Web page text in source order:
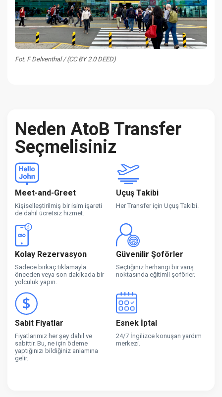
Fot. F Delventhal / (CC BY 2.0 DEED)
Neden AtoB Transfer
Seçmelisiniz
Meet-and-Greet
Kişiselleştirilmiş bir isim işareti
de dahil ücretsiz hizmet.
Uçuş Takibi
Her Transfer için Uçuş Takibi.
Kolay Rezervasyon
Sadece birkaç tıklamayla
önceden veya son dakikada bir
yolculuk yapın.
Güvenilir Şoförler
Seçtiğiniz herhangi bir varış
noktasında eğitimli şoförler.
Sabit Fiyatlar
Fiyatlarımız her şey dahil ve
sabittir. Bu, ne için ödeme
yaptığınızı bildiğiniz anlamına
gelir.
Esnek İptal
24/7 İngilizce konuşan yardım
merkezi.